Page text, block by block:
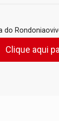
do
Clique aqui